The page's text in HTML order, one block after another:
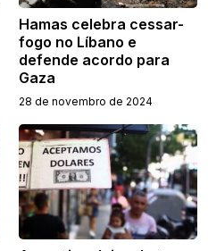
Hamas celebra cessar-
fogo no Líbano e
defende acordo para
Gaza
28 de novembro de 2024